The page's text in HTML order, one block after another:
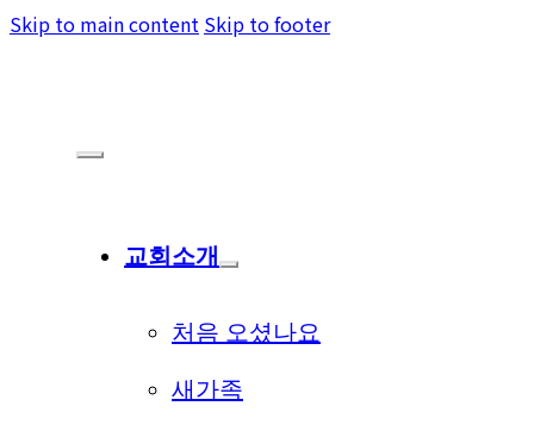
Skip to main content Skip to footer
교회소개
처음 오셨나요
새가족